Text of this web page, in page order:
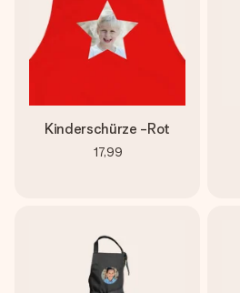
Kinderschürze -Rot
17,99